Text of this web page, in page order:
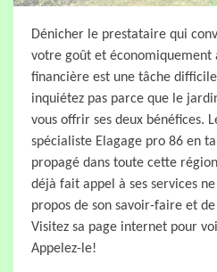
Dénicher le prestataire qui
votre goût et économiquement
financière est une tâche
inquiétez pas parce que le
vous offrir ses deux bénéfices.
spécialiste Elagage pro 86 en
propagé dans toute cette
déjà fait appel à ses services
propos de son savoir-faire et
Visitez sa page internet pour
Appelez-le!